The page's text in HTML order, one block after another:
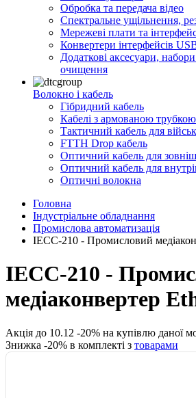
Обробка та передача відео
Спектральне ущільнення,
Мережеві плати та
Конвертери інтерфейсів
Додаткові аксесуари,
очищення
Волокно і кабель
Гібридний кабель
Кабелі з армованою трубкою
Тактичний кабель для
FTTH Drop кабель
Оптичний кабель для
Оптичний кабель для
Оптичні волокна
Головна
Індустріальне обладнання
Промислова автоматизація
IECC-210 - Промисловий
IECC-210 -
медіаконвертер
Акція до 10.12 -20% на купівлю даної
Знижка -20% в комплекті з товарами